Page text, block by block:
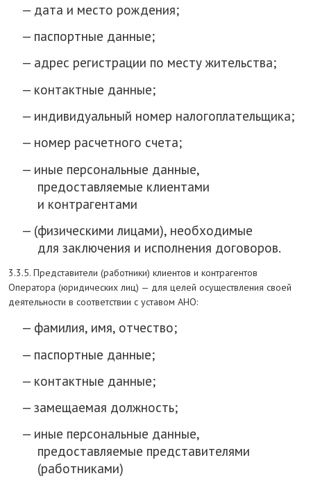
дата и место рождения;
паспортные данные;
адрес регистрации по месту жительства;
контактные данные;
индивидуальный номер налогоплательщика;
номер расчетного счета;
иные персональные данные,
предоставляемые клиентами
и контрагентами
(физическими лицами), необходимые
для заключения и исполнения договоров.
3.3.5. Представители (работники) клиентов и контрагентов
Оператора (юридических лиц) — для целей осуществления своей
деятельности в соответствии с уставом АНО:
фамилия, имя, отчество;
паспортные данные;
контактные данные;
замещаемая должность;
иные персональные данные,
предоставляемые представителями
(работниками)